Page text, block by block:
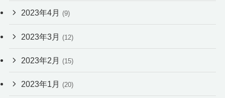
2023年4月 (9)
2023年3月 (12)
2023年2月 (15)
2023年1月 (20)